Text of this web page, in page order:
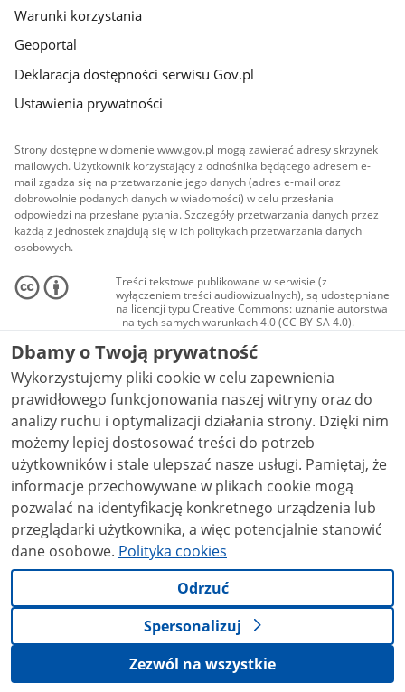
Warunki korzystania
Geoportal
Deklaracja dostępności serwisu Gov.pl
Ustawienia prywatności
Strony dostępne w domenie www.gov.pl mogą zawierać adresy skrzynek
mailowych. Użytkownik korzystający z odnośnika będącego adresem e-
mail zgadza się na przetwarzanie jego danych (adres e-mail oraz
dobrowolnie podanych danych w wiadomości) w celu przesłania
odpowiedzi na przesłane pytania. Szczegóły przetwarzania danych przez
każdą z jednostek znajdują się w ich politykach przetwarzania danych
osobowych.
Treści tekstowe publikowane w serwisie (z
wyłączeniem treści audiowizualnych), są udostępniane
na licencji typu Creative Commons: uznanie autorstwa
- na tych samych warunkach 4.0 (CC BY-SA 4.0).
Materiały audiowizualne, w tym zdjęcia, materiały
audio i wideo, są udostępniane na licencji typu
Creative Commons: uznanie autorstwa użycie
niekomercyjne - bez utworów zależnych 4.0 (CC BY-
NC-ND 4.0), o ile nie jest to stwierdzone inaczej.
Dbamy o Twoją prywatność
Wykorzystujemy pliki cookie w celu zapewnienia
prawidłowego funkcjonowania naszej witryny oraz do
analizy ruchu i optymalizacji działania strony. Dzięki nim
możemy lepiej dostosować treści do potrzeb
użytkowników i stale ulepszać nasze usługi. Pamiętaj, że
informacje przechowywane w plikach cookie mogą
pozwalać na identyfikację konkretnego urządzenia lub
przeglądarki użytkownika, a więc potencjalnie stanowić
dane osobowe. Polityka cookies
Odrzuć
Spersonalizuj
Zezwól na wszystkie